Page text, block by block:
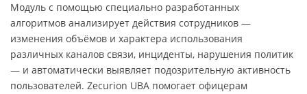
Модуль с помощью специально разработанных
алгоритмов анализирует действия сотрудников —
изменения объёмов и характера использования
различных каналов связи, инциденты, нарушения политик
— и автоматически выявляет подозрительную активность
пользователей. Zecurion UBA помогает офицерам